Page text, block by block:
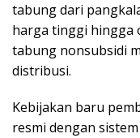
tabung dari
harga tinggi hingga
tabung nonsubsidi
distribusi.
Kebijakan baru
resmi dengan